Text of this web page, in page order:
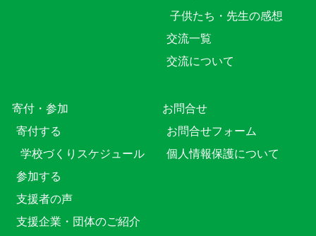
子供たち・先生の感想
交流一覧
交流について
寄付・参加
寄付する
学校づくりスケジュール
参加する
支援者の声
支援企業・団体のご紹介
お問合せ
お問合せフォーム
個人情報保護について